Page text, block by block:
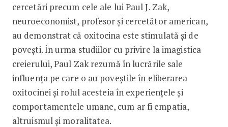
cercetări precum cele ale lui Paul J. Zak,
neuroeconomist, profesor și cercetător american,
au demonstrat că oxitocina este stimulată și de
povești. În urma studiilor cu privire la imagistica
creierului, Paul Zak rezumă în lucrările sale
influența pe care o au poveștile în eliberarea
oxitocinei și rolul acesteia în experiențele și
comportamentele umane, cum ar fi empatia,
altruismul și moralitatea.